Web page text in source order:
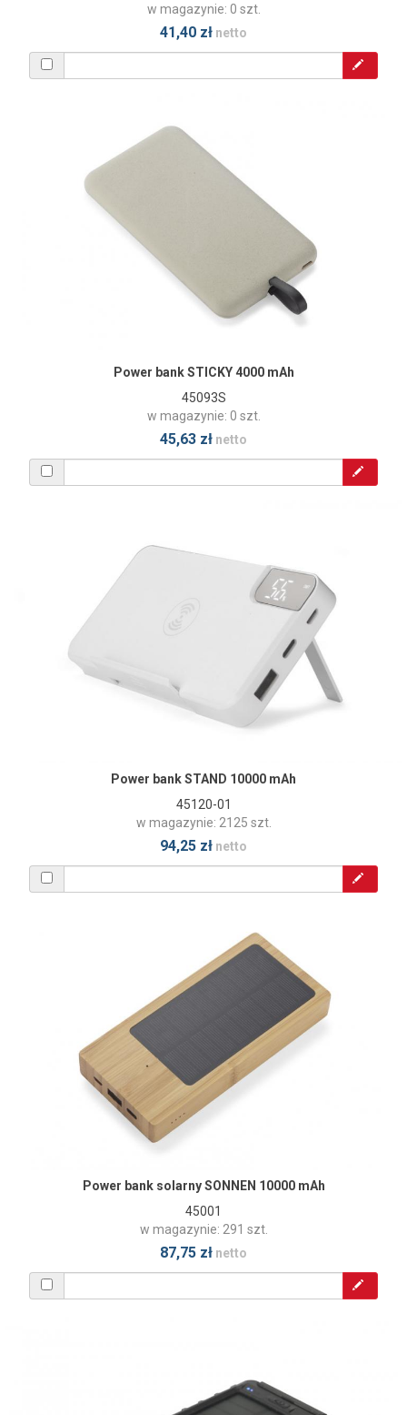
w magazynie: 0 szt.
41,40 zł netto
Power bank STICKY 4000 mAh
45093S
w magazynie: 0 szt.
45,63 zł netto
Power bank STAND 10000 mAh
45120-01
w magazynie: 2125 szt.
94,25 zł netto
Power bank solarny SONNEN 10000 mAh
45001
w magazynie: 291 szt.
87,75 zł netto